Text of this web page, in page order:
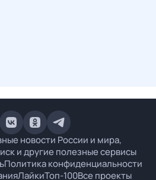
новости России и мира,
и другие полезные сервисы
Политика конфиденциальности
ЛайкиТоп-100Все проекты